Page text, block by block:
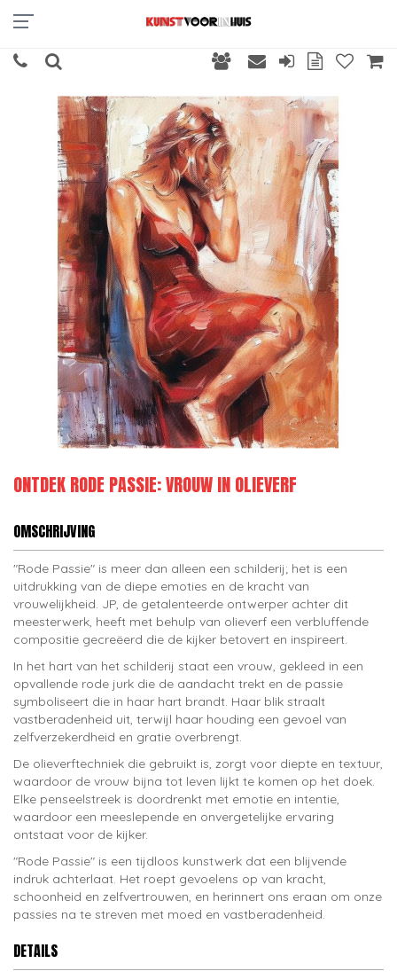
ONTDEK RODE PASSIE: VROUW IN OLIEVERF
OMSCHRIJVING
"Rode Passie" is meer dan alleen een schilderij; het is een
uitdrukking van de diepe emoties en de kracht van
vrouwelijkheid. JP, de getalenteerde ontwerper achter dit
meesterwerk, heeft met behulp van olieverf een verbluffende
compositie gecreëerd die de kijker betovert en inspireert.
In het hart van het schilderij staat een vrouw, gekleed in een
opvallende rode jurk die de aandacht trekt en de passie
symboliseert die in haar hart brandt. Haar blik straalt
vastberadenheid uit, terwijl haar houding een gevoel van
zelfverzekerdheid en gratie overbrengt.
De olieverftechniek die gebruikt is, zorgt voor diepte en textuur,
waardoor de vrouw bijna tot leven lijkt te komen op het doek.
Elke penseelstreek is doordrenkt met emotie en intentie,
waardoor een meeslepende en onvergetelijke ervaring
ontstaat voor de kijker.
"Rode Passie" is een tijdloos kunstwerk dat een blijvende
indruk achterlaat. Het roept gevoelens op van kracht,
schoonheid en zelfvertrouwen, en herinnert ons eraan om onze
passies na te streven met moed en vastberadenheid.
DETAILS